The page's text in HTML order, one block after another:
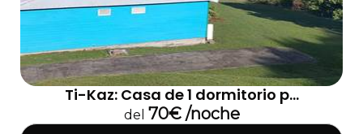
Ti-Kaz: Casa de 1 dormitorio p...
del 70€ /noche